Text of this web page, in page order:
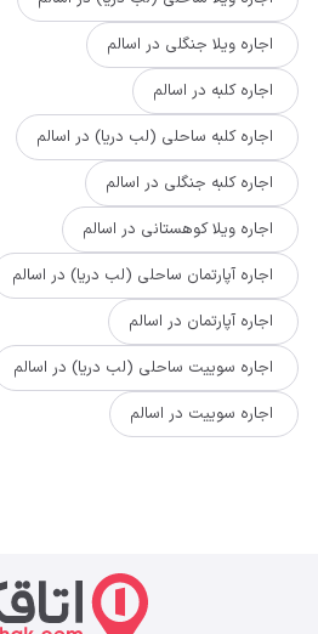
اجاره ویلا جنگلی در اسالم
اجاره کلبه در اسالم
اجاره کلبه ساحلی (لب دریا) در اسالم
اجاره کلبه جنگلی در اسالم
اجاره ویلا کوهستانی در اسالم
اجاره آپارتمان ساحلی (لب دریا) در اسالم
اجاره آپارتمان در اسالم
اجاره سوییت ساحلی (لب دریا) در اسالم
اجاره سوییت در اسالم